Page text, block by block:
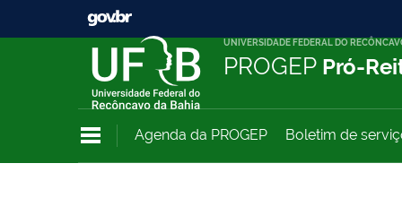
UNIVERSIDADE FEDERAL DO
PROGEP Pró-
Agenda da PROGEP Boletim de